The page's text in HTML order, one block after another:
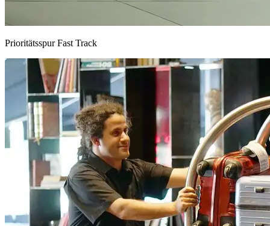
Prioritätsspur Fast Track